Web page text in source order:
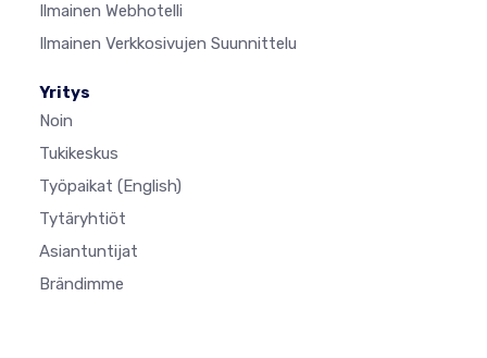
Ilmainen Webhotelli
Ilmainen Verkkosivujen Suunnittelu
Yritys
Noin
Tukikeskus
Työpaikat (English)
Tytäryhtiöt
Asiantuntijat
Brändimme